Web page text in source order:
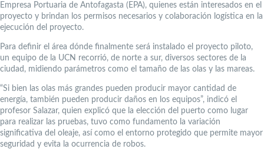
Empresa Portuaria de Antofagasta (EPA), quienes están interesados en el
proyecto y brindan los permisos necesarios y colaboración logística en la
ejecución del proyecto.
Para definir el área dónde finalmente será instalado el proyecto piloto,
un equipo de la UCN recorrió, de norte a sur, diversos sectores de la
ciudad, midiendo parámetros como el tamaño de las olas y las mareas.
“Si bien las olas más grandes pueden producir mayor cantidad de
energía, también pueden producir daños en los equipos”, indicó el
profesor Salazar, quien explicó que la elección del puerto como lugar
para realizar las pruebas, tuvo como fundamento la variación
significativa del oleaje, así como el entorno protegido que permite mayor
seguridad y evita la ocurrencia de robos.